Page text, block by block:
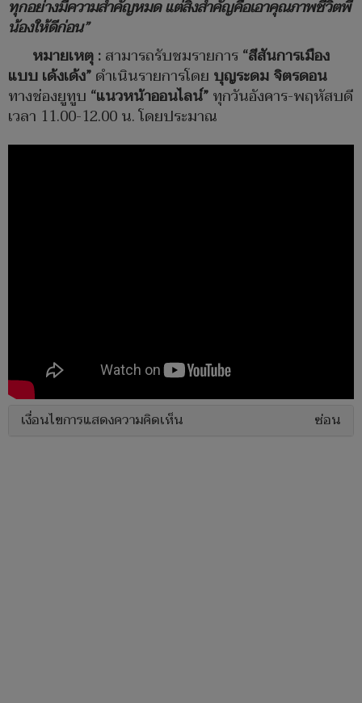
ทุกอย่างมีความสำคัญหมด แต่สิ่งสำคัญคือเอาคุณภาพชีวิตพี่
น้องให้ดีก่อน”
หมายเหตุ :สามารถรับชมรายการ“สีสันการเมือง
แบบ เด้งเด้ง”ดำเนินรายการโดย บุญระดม จิตรดอน
ทางช่องยูทูบ “แนวหน้าออนไลน์”ทุกวันอังคาร-พฤหัสบดี
เวลา 11.00-12.00 น. โดยประมาณ
เงื่อนไขการแสดงความคิดเห็น ซ่อน